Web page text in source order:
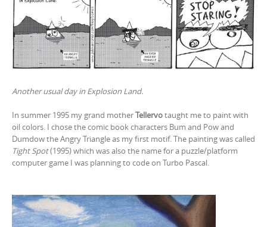
Another usual day in Explosion Land.
In summer 1995 my grand motherTellervotaught me to paint with
oil colors. I chose the comic book characters Bum and Pow and
Dumdow the Angry Triangle as my first motif. The painting was called
Tight Spot(1995) which was also the name for a puzzle/platform
computer game I was planning to code on Turbo Pascal.